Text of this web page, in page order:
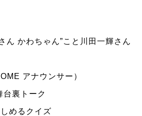
ん かわちゃん”こと川田一輝さん
アナウンサー）
裏トーク
めるクイズ